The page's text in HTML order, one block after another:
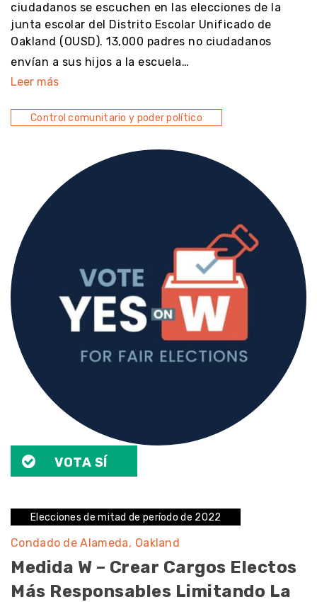
ciudadanos se escuchen en las elecciones de la
junta escolar del Distrito Escolar Unificado de
Oakland (OUSD). 13,000 padres no ciudadanos
envían a sus hijos a la escuela…
Leer más
Control comunitario y poder político
VOTA SÍ
Elecciones de mitad de período de 2022
Condado de Alameda Oakland
Medida W – Crear Cargos Electos
Más Responsables Limitando La